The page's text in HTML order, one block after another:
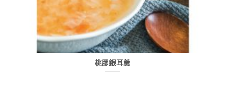
桃膠銀耳羹